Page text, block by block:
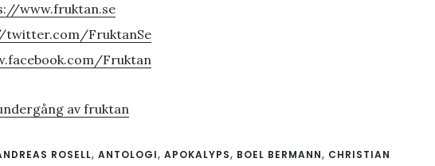
www.fruktan.se
FruktanSe
Fruktan
ROSELL, ANTOLOGI, APOKALYPS, BOEL BERMANN, CHRISTIAN